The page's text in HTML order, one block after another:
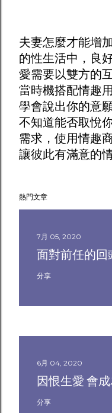
夫妻怎麼才能增
的性生活中，良
愛需要以雙方的
當時機搭配情趣
學會說出你的意
不知道能否取悅
需求，使用情趣
讓彼此有滿意的
熱門文章
7月 05, 2020
面對前任的回
分享
6月 04, 2020
因恨生愛 會
分享